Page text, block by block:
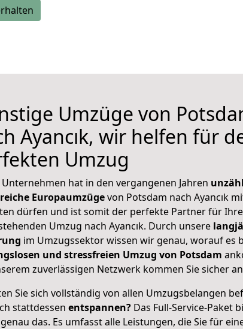
Umzüge von
Ayancık, wir helfen für
Umzug
hat in den vergangenen Jahren
Europaumzügevon Potsdam nach Ayancık
dürfen und ist somit der perfekte Partner für
Umzug nach Ayancık. Durch unsere
im Umzugssektor wissen wir genau, worauf es
und stressfreien Umzug von Potsdam
zuverlässigen Netzwerk kommen Sie sicher
Sie sich vollständig von allen Umzugsbelangen
stattdessen entspannen? Das Full-Service-Paket
das. Es umfasst alle Leistungen, die Sie für